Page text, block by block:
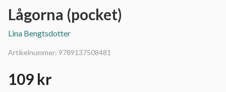
Lågorna (pocket)
Lina Bengtsdotter
Artikelnummer: 9789137508481
109 kr